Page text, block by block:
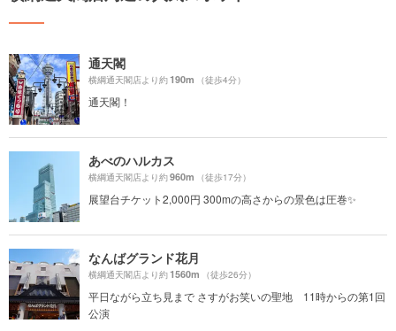
通天閣
横綱通天閣店より約190m （徒歩4分）
通天閣！
あべのハルカス
横綱通天閣店より約960m （徒歩17分）
展望台チケット2,000円 300mの高さからの景色は圧巻✨
なんばグランド花月
横綱通天閣店より約1560m （徒歩26分）
平日ながら立ち見まで さすがお笑いの聖地 11時からの第1回
公演